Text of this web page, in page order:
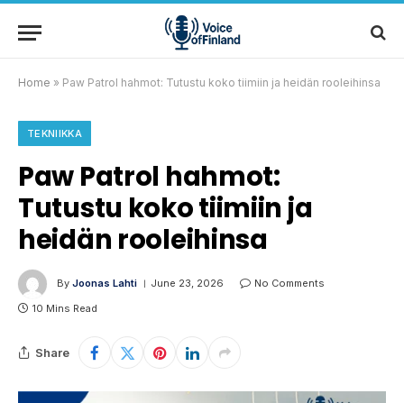
Home » Paw Patrol hahmot: Tutustu koko tiimiin ja heidän rooleihinsa
TEKNIIKKA
Paw Patrol hahmot:
Tutustu koko tiimiin ja
heidän rooleihinsa
By Joonas Lahti June 23, 2026
No Comments
10 Mins Read
Share